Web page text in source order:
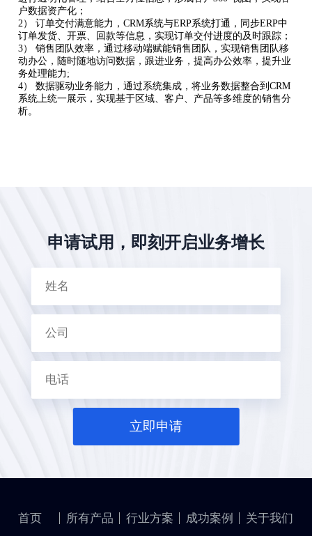
户数据资产化；
2） 订单交付满意能力，CRM系统与ERP系统打通，同步ERP中
订单发货、开票、回款等信息，实现订单交付进度的及时跟踪；
3） 销售团队效率，通过移动端赋能销售团队，实现销售团队移
动办公，随时随地访问数据，跟进业务，提高办公效率，提升业
务处理能力;
4） 数据驱动业务能力，通过系统集成，将业务数据整合到CRM
系统上统一展示，实现基于区域、客户、产品等多维度的销售分
析。
申请试用，即刻开启业务增长
立即申请
首页 所有产品 行业方案 成功案例 关于我们